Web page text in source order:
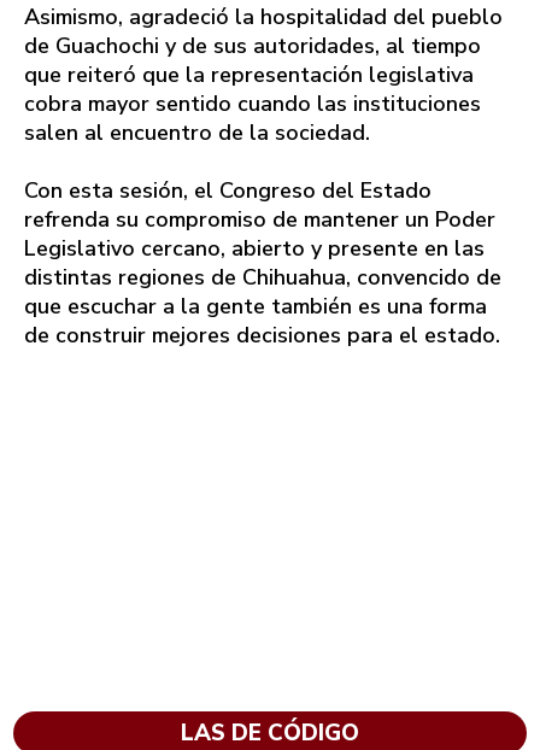
Asimismo, agradeció la hospitalidad del pueblo
de Guachochi y de sus autoridades, al tiempo
que reiteró que la representación legislativa
cobra mayor sentido cuando las instituciones
salen al encuentro de la sociedad.
Con esta sesión, el Congreso del Estado
refrenda su compromiso de mantener un Poder
Legislativo cercano, abierto y presente en las
distintas regiones de Chihuahua, convencido de
que escuchar a la gente también es una forma
de construir mejores decisiones para el estado.
LAS DE CÓDIGO